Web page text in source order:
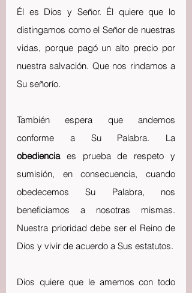
Él es Dios y Señor. Él quiere que lo
distingamos como el Señor de nuestras
vidas, porque pagó un alto precio por
nuestra salvación. Que nos rindamos a
Su señorío.
También espera que andemos
obediencia es prueba de respeto y
sumisión, en consecuencia, cuando
obedecemos Su Palabra, nos
beneficiamos a nosotras mismas.
Nuestra prioridad debe ser el Reino de
Dios y vivir de acuerdo a Sus estatutos.
Dios quiere que le amemos con todo